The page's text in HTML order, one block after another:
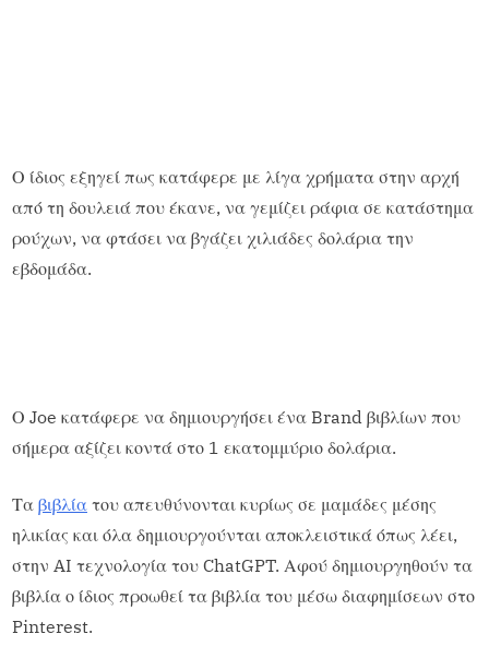
Ο ίδιος εξηγεί πως κατάφερε με λίγα χρήματα στην αρχή
από τη δουλειά που έκανε, να γεμίζει ράφια σε κατάστημα
ρούχων, να φτάσει να βγάζει χιλιάδες δολάρια την
εβδομάδα.
Ο Joe κατάφερε να δημιουργήσει ένα Brand βιβλίων που
σήμερα αξίζει κοντά στο 1 εκατομμύριο δολάρια.
Τα βιβλία του απευθύνονται κυρίως σε μαμάδες μέσης
ηλικίας και όλα δημιουργούνται αποκλειστικά όπως λέει,
στην AI τεχνολογία του ChatGPT. Αφού δημιουργηθούν τα
βιβλία ο ίδιος προωθεί τα βιβλία του μέσω διαφημίσεων στο
Pinterest.